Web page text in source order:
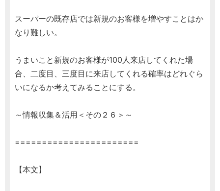
スーパーの既存店では新規のお客様を増やすことはか
なり難しい。
うまいこと新規のお客様が100人来店してくれた場
合、二度目、三度目に来店してくれる確率はどれぐら
いになるか考えてみることにする。
～情報収集＆活用＜その２６＞～
=======================
【本文】